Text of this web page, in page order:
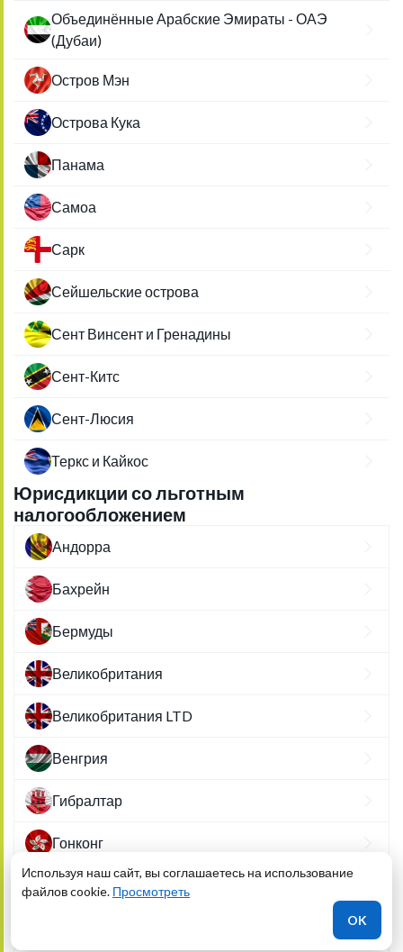
Объединённые Арабские Эмираты - ОАЭ
(Дубаи)
Остров Мэн
Острова Кука
Панама
Самоа
Сарк
Сейшельские острова
Сент Винсент и Гренадины
Сент-Китс
Сент-Люсия
Теркс и Кайкос
Юрисдикции со льготным
налогообложением
Андорра
Бахрейн
Бермуды
Великобритания
Великобритания LTD
Венгрия
Гибралтар
Гонконг
Ирландия
Используя наш сайт, вы соглашаетесь на использование
файлов cookie. Просмотреть
OK